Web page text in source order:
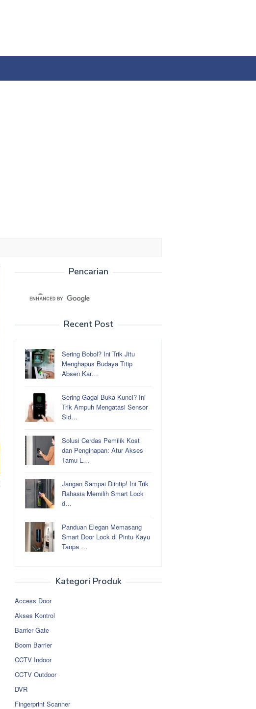
Pencarian
Recent Post
Sering Bobol? Ini Trik Jitu
Menghapus Budaya Titip
Absen Kar…
Sering Gagal Buka Kunci? Ini
Trik Ampuh Mengatasi Sensor
Sid…
Solusi Cerdas Pemilik Kost
dan Penginapan: Atur Akses
Tamu L…
Jangan Sampai Diintip! Ini Trik
Rahasia Memilih Smart Lock
d…
Panduan Elegan Memasang
Smart Door Lock di Pintu Kayu
Tanpa …
Kategori Produk
Access Door
Akses Kontrol
Barrier Gate
Boom Barrier
CCTV Indoor
CCTV Outdoor
DVR
Fingerprint Scanner